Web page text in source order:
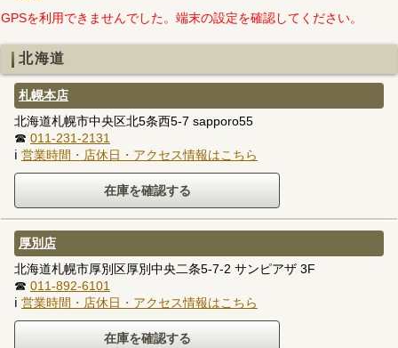
GPSを利用できませんでした。端末の設定を確認してください。
北海道
札幌本店
北海道札幌市中央区北5条西5-7 sapporo55
☎ 011-231-2131
ℹ 営業時間・店休日・アクセス情報はこちら
厚別店
北海道札幌市厚別区厚別中央二条5-7-2 サンピアザ 3F
☎ 011-892-6101
ℹ 営業時間・店休日・アクセス情報はこちら